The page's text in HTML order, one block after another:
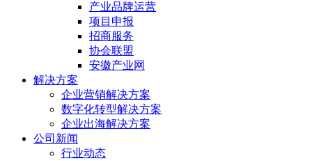
产业品牌运营
项目申报
招商服务
协会联盟
安徽产业网
解决方案
企业营销解决方案
数字化转型解决方案
企业出海解决方案
公司新闻
行业动态